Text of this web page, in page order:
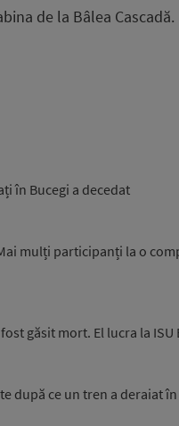
de la Bâlea Cascadă.
în Bucegi a decedat
mulți participanți la o
găsit mort. El lucra la ISU
după ce un tren a deraiat